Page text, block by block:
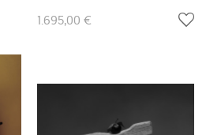
1.695,00 €